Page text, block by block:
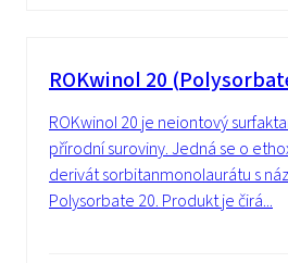
ROKwinol 20
ROKwinol 20 je neiontový
přírodní suroviny. Jedná se o
derivát sorbitanmonolaurátu s
Polysorbate 20. Produkt je čirá...